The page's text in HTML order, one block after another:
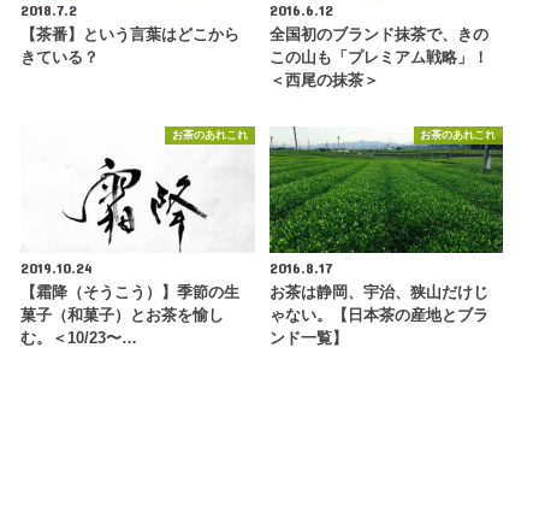
2018.7.2
【茶番】という言葉はどこから
きている？
2016.6.12
全国初のブランド抹茶で、きの
この山も「プレミアム戦略」！
＜西尾の抹茶＞
お茶のあれこれ
2019.10.24
【霜降（そうこう）】季節の生
菓子（和菓子）とお茶を愉し
む。＜10/23〜…
お茶のあれこれ
2016.8.17
お茶は静岡、宇治、狭山だけじ
ゃない。【日本茶の産地とブラ
ンド一覧】